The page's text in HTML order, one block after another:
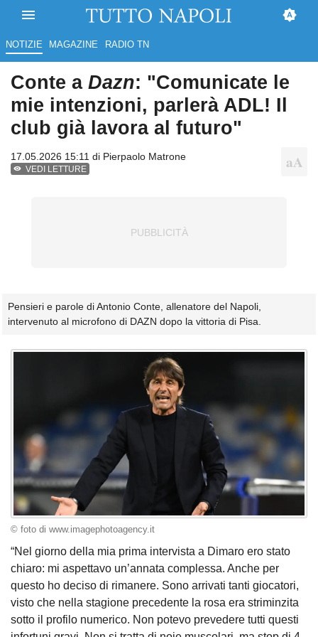
NOTIZIE MAGAZINE RADIO TN
Conte a Dazn: "Comunicate le
mie intenzioni, parlerà ADL! Il
club già lavora al futuro"
17.05.2026 15:11 di Pierpaolo Matrone
VEDI LETTURE
Pensieri e parole di Antonio Conte, allenatore del Napoli,
intervenuto al microfono di DAZN dopo la vittoria di Pisa.
© foto di www.imagephotoagency.it
“Nel giorno della mia prima intervista a Dimaro ero stato
chiaro: mi aspettavo un’annata complessa. Anche per
questo ho deciso di rimanere. Sono arrivati tanti giocatori,
visto che nella stagione precedente la rosa era striminzita
sotto il profilo numerico. Non potevo prevedere tutti questi